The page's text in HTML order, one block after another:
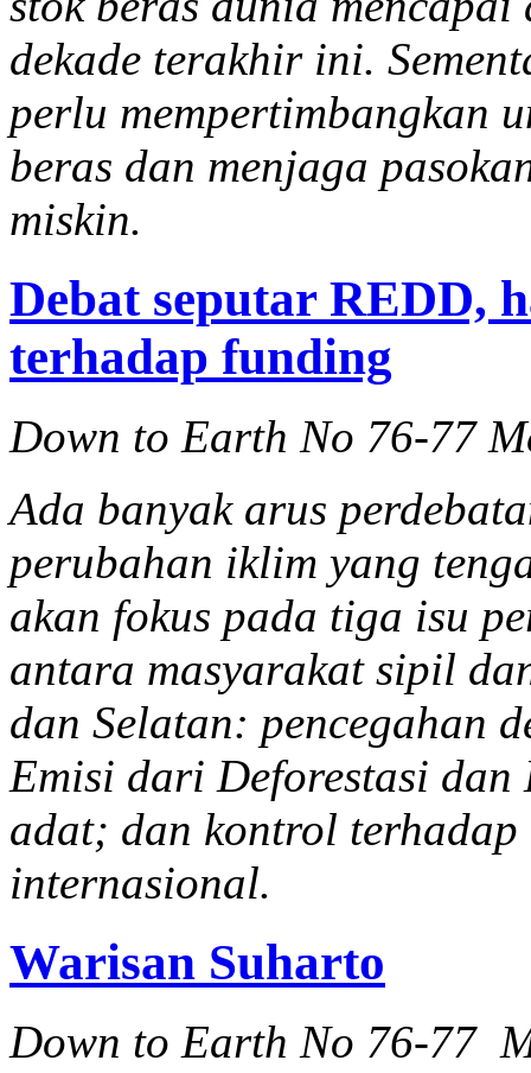
dekade terakhir ini.
perlu mempertimbangkan
beras dan menjaga
miskin.
Debat seputar REDD,
terhadap funding
Down to Earth No 76-77
Ada banyak arus
perubahan iklim yang
akan fokus pada tiga isu
antara masyarakat sipil
dan Selatan: pencegahan
Emisi dari Deforestasi
adat; dan kontrol
internasional.
Warisan Suharto
Down to Earth No 76-77